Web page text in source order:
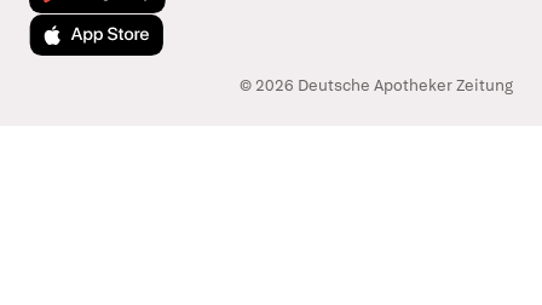
Laden im App Store
© 2026 Deutsche Apotheker Zeitung